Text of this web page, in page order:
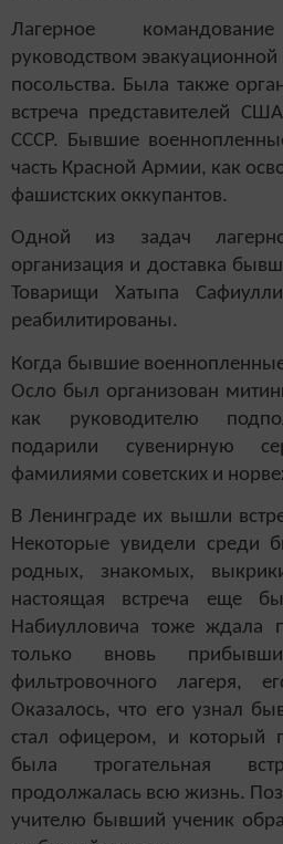
Лагерное
руководством эвакуационной
посольства. Была также
встреча представителей
СССР. Бывшие
часть Красной Армии, как
фашистских оккупантов.
Одной из задач
организация и доставка
Товарищи Хатыпа
реабилитированы.
Когда бывшие
Осло был организован
как руководителю
подарили сувенирную
фамилиями советских и
В Ленинграде их вышли
Некоторые увидели среди
родных, знакомых,
настоящая встреча еще
Набиулловича тоже ждала
только вновь
фильтровочного лагеря,
Оказалось, что его узнал
стал офицером, и который
была трогательная
продолжалась всю жизнь.
учителю бывший ученик